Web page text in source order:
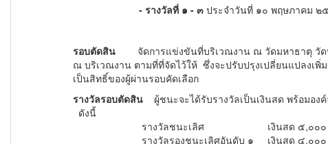
- รางวัลที่ ๑ - ๓ ประจำวันที่ ๑๐ พฤษภาคม ๒
รอบตัดสิน จัดการแข่งขันที่บริเวณงาน ณ วัดมหาธาตุ วัด
ณ บริเวณงาน ตามที่ที่จัดไว้ให้ ซึ่งจะปรับปรุงเปลี่ยนแปลงเพิ่
เป็นสิทธิ์ของผู้ผ่านรอบคัดเลือก
รางวัลรอบตัดสิน
ผู้ชนะจะได้รับรางวัลเป็นเงินสด พร้อมอ
ดังนี้
รางวัลชนะเลิศ เงินสด ๕,๐๐๐
รางวัลรองชนะเลิศอันดับ ๑ เงินสด ๔,๐๐๐